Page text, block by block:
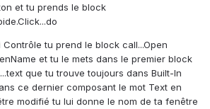
et tu prends le block
tu prend le block call...Open
et tu le mets dans le premier block
que tu trouve toujours dans Built-In
ce dernier composant le mot Text en
modifié tu lui donne le nom de ta fenêtre